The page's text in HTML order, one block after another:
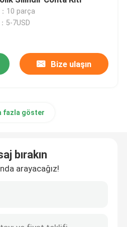
10 parça
5-7USD
Bize ulaşın
fazla göster
bırakın
arayacağız!